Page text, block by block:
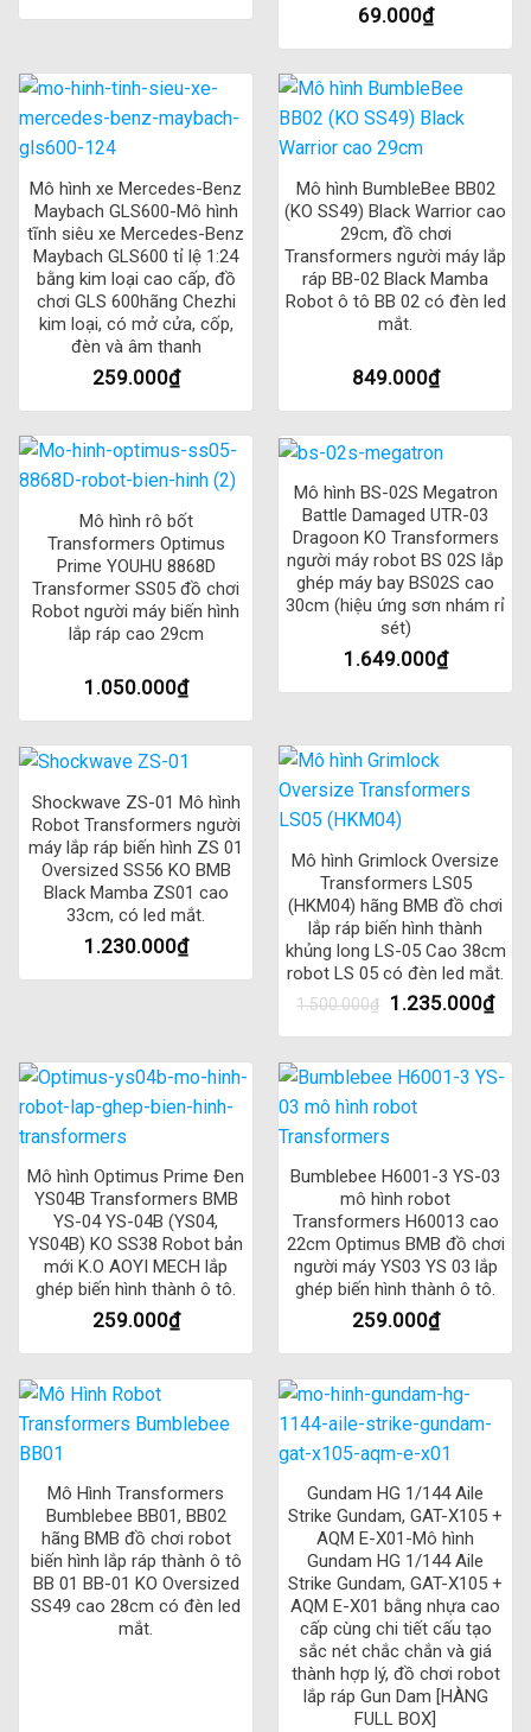
69.000₫
Mô hình xe Mercedes-Benz
Maybach GLS600-Mô hình
tĩnh siêu xe Mercedes-Benz
Maybach GLS600 tỉ lệ 1:24
bằng kim loại cao cấp, đồ
chơi GLS 600hãng Chezhi
kim loại, có mở cửa, cốp,
đèn và âm thanh
259.000₫
Mô hình BumbleBee BB02
(KO SS49) Black Warrior cao
29cm, đồ chơi
Transformers người máy lắp
ráp BB-02 Black Mamba
Robot ô tô BB 02 có đèn led
mắt.
849.000₫
Mô hình rô bốt
Transformers Optimus
Prime YOUHU 8868D
Transformer SS05 đồ chơi
Robot người máy biến hình
lắp ráp cao 29cm
1.050.000₫
Mô hình BS-02S Megatron
Battle Damaged UTR-03
Dragoon KO Transformers
người máy robot BS 02S lắp
ghép máy bay BS02S cao
30cm (hiệu ứng sơn nhám rỉ
sét)
1.649.000₫
Shockwave ZS-01 Mô hình
Robot Transformers người
máy lắp ráp biến hình ZS 01
Oversized SS56 KO BMB
Black Mamba ZS01 cao
33cm, có led mắt.
1.230.000₫
Mô hình Grimlock Oversize
Transformers LS05
(HKM04) hãng BMB đồ chơi
lắp ráp biến hình thành
khủng long LS-05 Cao 38cm
robot LS 05 có đèn led mắt.
1.500.000₫ 1.235.000₫
Mô hình Optimus Prime Đen
YS04B Transformers BMB
YS-04 YS-04B (YS04,
YS04B) KO SS38 Robot bản
mới K.O AOYI MECH lắp
ghép biến hình thành ô tô.
259.000₫
Bumblebee H6001-3 YS-03
mô hình robot
Transformers H60013 cao
22cm Optimus BMB đồ chơi
người máy YS03 YS 03 lắp
ghép biến hình thành ô tô.
259.000₫
Mô Hình Transformers
Bumblebee BB01, BB02
hãng BMB đồ chơi robot
biến hình lắp ráp thành ô tô
BB 01 BB-01 KO Oversized
SS49 cao 28cm có đèn led
mắt.
Gundam HG 1/144 Aile
Strike Gundam, GAT-X105 +
AQM E-X01-Mô hình
Gundam HG 1/144 Aile
Strike Gundam, GAT-X105 +
AQM E-X01 bằng nhựa cao
cấp cùng chi tiết cấu tạo
sắc nét chắc chắn và giá
thành hợp lý, đồ chơi robot
lắp ráp Gun Dam [HÀNG
FULL BOX]